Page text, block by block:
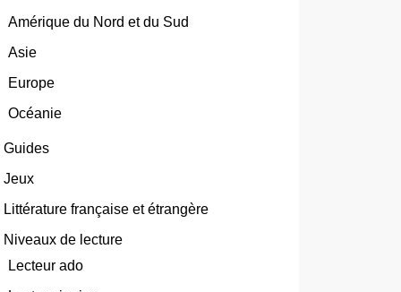
Amérique du Nord et du Sud
Asie
Europe
Océanie
Guides
Jeux
Littérature française et étrangère
Niveaux de lecture
Lecteur ado